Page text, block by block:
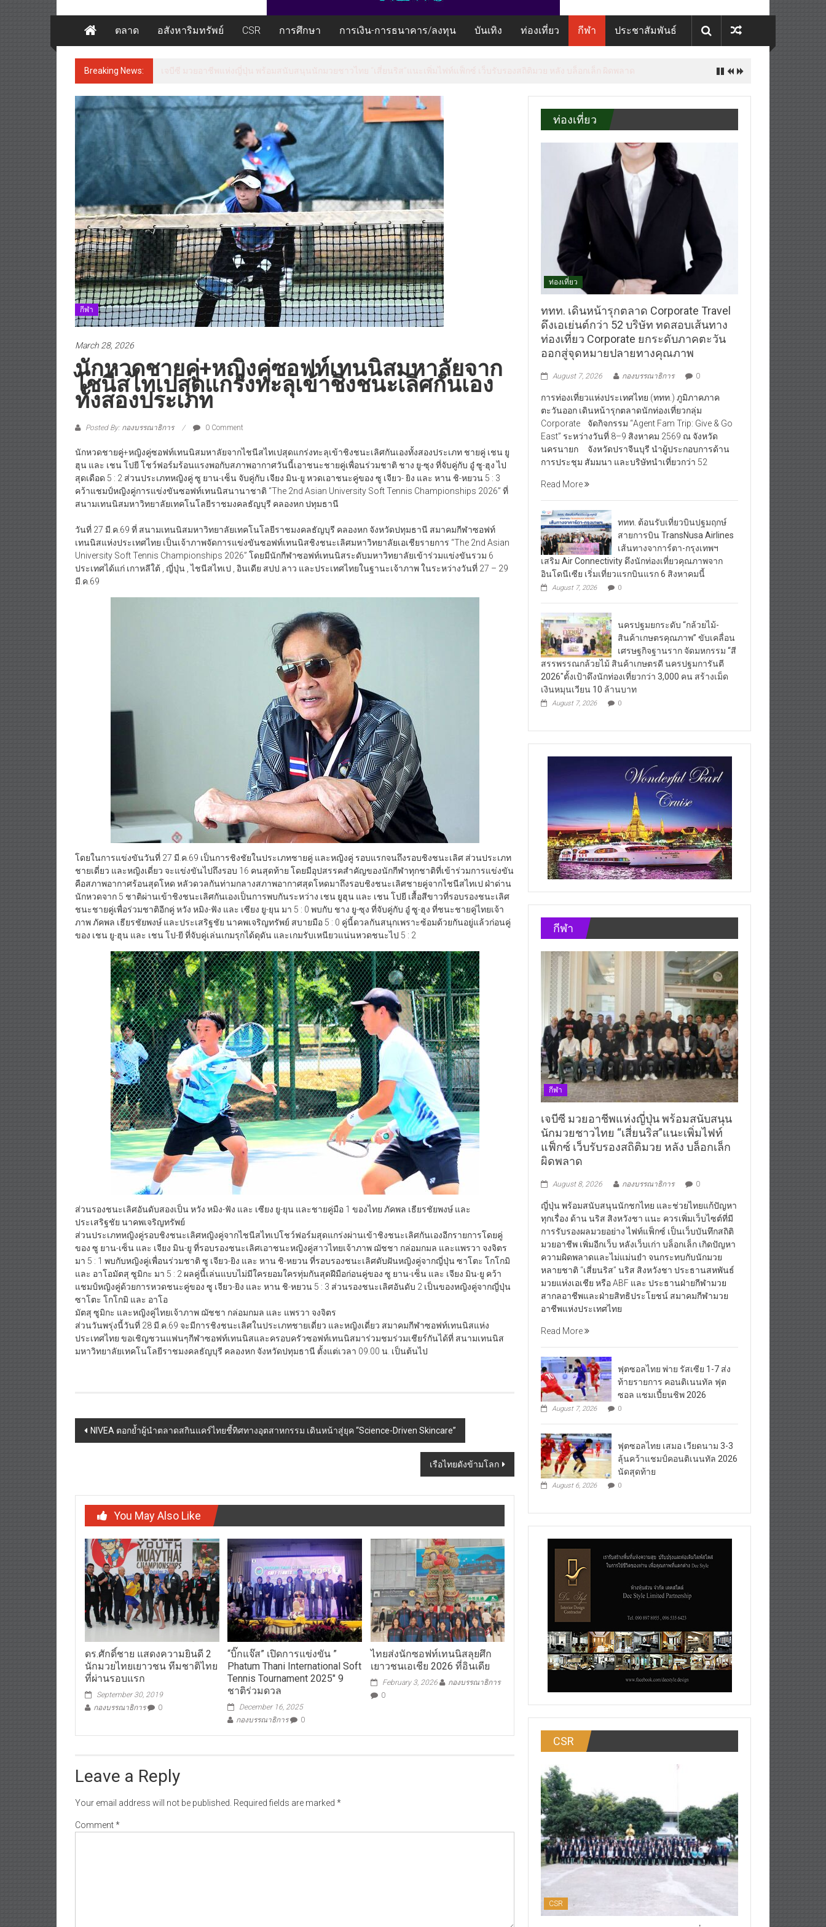
ตลาด อสังหาริมทรัพย์ CSR การศึกษา การเงิน-การธนาคาร/ลงทุน บันเทิง ท่องเที่ยว กีฬา ประชาสัมพันธ์
Breaking News: เจบีซี มวยอาชีพแห่งญี่ปุ่น พร้อมสนับสนุนนักมวยชาวไทย “เสี่ยนริส”แนะเพิ่มไฟท์แฟ็กซ์ เว็บรับรองสถิติมวย หลัง บล็อกเล็ก ผิดพลาด
กีฬา
March 28, 2026
นักหวดชายคู่+หญิงคู่ซอฟท์เทนนิสมหาลัยจาก
ไชนีสไทเปสุดแกร่งทะลุเข้าชิงชนะเลิศกันเอง
ทั้งสองประเภท
Posted By: กองบรรณาธิการ 0 Comment
นักหวดชายคู่+หญิงคู่ซอฟท์เทนนิสมหาลัยจากไชนีสไทเปสุดแกร่งทะลุเข้าชิงชนะเลิศกันเองทั้งสองประเภท ชายคู่ เชน ยู
ฮุน และ เชน โปยี โชว์ฟอร์มร้อนแรงพอกับสภาพอากาศวันนี้เอาชนะชายคู่เพื่อนร่วมชาติ ชาง ยู-ซุง ที่จับคู่กับ อู๋ ซู-ฮุง ไป
สุดเดือด 5 : 2 ส่วนประเภทหญิงคู่ ซู ยาน-เซ็น จับคู่กับ เจียง มิน-ยู หวดเอาชนะคู่ของ ซู เจียว- ยิง และ หาน ชิ-หยวน 5 : 3
คว้าแชมป์หญิงคู่การแข่งขันซอฟท์เทนนิสนานาชาติ “The 2nd Asian University Soft Tennis Championships 2026” ที่
สนามเทนนิสมหาวิทยาลัยเทคโนโลยีราชมงคลธัญบุรี คลองหก ปทุมธานี
วันที่ 27 มี.ค.69 ที่ สนามเทนนิสมหาวิทยาลัยเทคโนโลยีราชมงคลธัญบุรี คลองหก จังหวัดปทุมธานี สมาคมกีฬาซอฟท์
เทนนิสแห่งประเทศไทย เป็นเจ้าภาพจัดการแข่งขันซอฟท์เทนนิสชิงชนะเลิศมหาวิทยาลัยเอเชียรายการ “The 2nd Asian
University Soft Tennis Championships 2026” โดยมีนักกีฬาซอฟท์เทนนิสระดับมหาวิทยาลัยเข้าร่วมแข่งขันรวม 6
ประเทศได้แก่ เกาหลีใต้ , ญี่ปุ่น , ไชนีสไทเป , อินเดีย สปป.ลาว และประเทศไทยในฐานะเจ้าภาพ ในระหว่างวันที่ 27 – 29
มี.ค.69
โดยในการแข่งขันวันที่ 27 มี.ค.69 เป็นการชิงชัยในประเภทชายคู่ และหญิงคู่ รอบแรกจนถึงรอบชิงชนะเลิศ ส่วนประเภท
ชายเดี่ยว และหญิงเดี่ยว จะแข่งขันไปถึงรอบ 16 คนสุดท้าย โดยมีอุปสรรคสำคัญของนักกีฬาทุกชาติที่เข้าร่วมการแข่งขัน
คือสภาพอากาศร้อนสุดโหด หลัวดวลกันท่ามกลางสภาพอากาศสุดโหดมาถึงรอบชิงชนะเลิศชายคู่จากไชนีสไทเป ฝ่าด่าน
นักหวดจาก 5 ชาติผ่านเข้าชิงชนะเลิศกันเองเป็นการพบกันระหว่าง เชน ยูฮุน และ เชน โปยี เสื้อสีขาวที่รอบรองชนะเลิศ
ชนะชายคู่เพื่อร่วมชาติอีกคู่ หวัง หมิง-ฟัง และ เซียง ยู-ยุน มา 5 : 0 พบกับ ชาง ยู-ซุง ที่จับคู่กับ อู๋ ซู-ฮุง ที่ชนะชายคู่ไทยเจ้า
ภาพ ภัคพล เธียรชัยพงษ์ และประเสริฐชัย นาคพเจริญทรัพย์ สบายมือ 5 : 0 คู่นี้ดวลกันสนุกเพราะซ้อมด้วยกันอยู่แล้วก่อนคู่
ของ เชน ยู-ฮุน และ เชน โป-ยี ที่จับคู่เล่นเกมรุกได้ดุดัน และเกมรับเหนียวแน่นหวดชนะไป 5 : 2
ส่วนรองชนะเลิศอันดับสองเป็น หวัง หมิง-ฟัง และ เซียง ยู-ยุน และชายคู่มือ 1 ของไทย ภัคพล เธียรชัยพงษ์ และ
ประเสริฐชัย นาคพเจริญทรัพย์
ส่วนประเภทหญิงคู่รอบชิงชนะเลิศหญิงคู่จากไชนีสไทเปโชว์ฟอร์มสุดแกร่งผ่านเข้าชิงชนะเลิศกันเองอีกรายการโดยคู่
ของ ซู ยาน-เซ็น และ เจียง มิน-ยู ที่รอบรองชนะเลิศเอาชนะหญิงคู่สาวไทยเจ้าภาพ ฌัชชา กล่อมกมล และแพรวา จงจิตร
มา 5 : 1 พบกับหญิงคู่เพื่อนร่วมชาติ ซู เจียว-ยิง และ หาน ชิ-หยวน ที่รอบรองชนะเลิศดับฝันหญิงคู่จากญี่ปุ่น ซาโตะ โกโกมิ
และ อาโอมัตสุ ซูมิกะ มา 5 : 2 ผลคู่นี้เล่นแบบไม่มีใครยอมใครทุ่มกันสุดฝีมือก่อนคู่ของ ซู ยาน-เซ็น และ เจียง มิน-ยู คว้า
แชมป์หญิงคู่ด้วยการหวดชนะคู่ของ ซู เจียว-ยิง และ หาน ชิ-หยวน 5 : 3 ส่วนรองชนะเลิศอันดับ 2 เป็นของหญิงคู่จากญี่ปุ่น
ซาโตะ โกโกมิ และ อาโอ
มัตสุ ซูมิกะ และหญิงคู่ไทยเจ้าภาพ ฌัชชา กล่อมกมล และ แพรวา จงจิตร
ส่วนวันพรุ่งนี้วันที่ 28 มี.ค.69 จะมีการชิงชนะเลิศในประเภทชายเดี่ยว และหญิงเดี่ยว สมาคมกีฬาซอฟท์เทนนิสแห่ง
ประเทศไทย ขอเชิญชวนแฟนๆกีฬาซอฟท์เทนนิสและครอบครัวซอฟท์เทนนิสมาร่วมชมร่วมเชียร์กันได้ที่ สนามเทนนิส
มหาวิทยาลัยเทคโนโลยีราชมงคลธัญบุรี คลองหก จังหวัดปทุมธานี ตั้งแต่เวลา 09.00 น. เป็นต้นไป
Post
NIVEA ตอกย้ำผู้นำตลาดสกินแคร์ไทยชี้ทิศทางอุตสาหกรรม เดินหน้าสู่ยุค “Science-Driven Skincare”
เรือไทยดังข้ามโลก
You May Also Like
ดร.ศักดิ์ชาย แสดงความยินดี 2
นักมวยไทยเยาวชน ทีมชาติไทย
ที่ผ่านรอบแรก
September 30, 2019
กองบรรณาธิการ
0
“บิ๊กแจ๊ส” เปิดการแข่งขัน ”
Phatum Thani International Soft
Tennis Tournament 2025″ 9
ชาติร่วมดวล
December 16, 2025
กองบรรณาธิการ
0
ไทยส่งนักซอฟท์เทนนิสลุยศึก
เยาวชนเอเชีย 2026 ที่อินเดีย
February 3, 2026
กองบรรณาธิการ
0
Leave a Reply
Your email address will not be published. Required fields are marked *
Comment*
ท่องเที่ยว
ท่องเที่ยว
ททท. เดินหน้ารุกตลาด Corporate Travel
ดึงเอเย่นต์กว่า 52 บริษัท ทดสอบเส้นทาง
ท่องเที่ยว Corporate ยกระดับภาคตะวัน
ออกสู่จุดหมายปลายทางคุณภาพ
August 7, 2026 กองบรรณาธิการ 0
การท่องเที่ยวแห่งประเทศไทย (ททท.) ภูมิภาคภาค
ตะวันออก เดินหน้ารุกตลาดนักท่องเที่ยวกลุ่ม
Corporate จัดกิจกรรม “Agent Fam Trip: Give & Go
East” ระหว่างวันที่ 8–9 สิงหาคม 2569 ณ จังหวัด
นครนายก จังหวัดปราจีนบุรี นำผู้ประกอบการด้าน
การประชุม สัมมนา และบริษัทนำเที่ยวกว่า 52
Read More
ททท. ต้อนรับเที่ยวบินปฐมฤกษ์
สายการบิน TransNusa Airlines
เส้นทางจาการ์ตา-กรุงเทพฯ
เสริม Air Connectivity ดึงนักท่องเที่ยวคุณภาพจาก
อินโดนีเซีย เริ่มเที่ยวแรกบินแรก 6 สิงหาคมนี้
August 7, 2026 0
นครปฐมยกระดับ “กล้วยไม้-
สินค้าเกษตรคุณภาพ” ขับเคลื่อน
เศรษฐกิจฐานราก จัดมหกรรม “สี
สรรพรรณกล้วยไม้ สินค้าเกษตรดี นครปฐมการันตี
2026″ตั้งเป้าดึงนักท่องเที่ยวกว่า 3,000 คน สร้างเม็ด
เงินหมุนเวียน 10 ล้านบาท
August 7, 2026 0
กีฬา
กีฬา
เจบีซี มวยอาชีพแห่งญี่ปุ่น พร้อมสนับสนุน
นักมวยชาวไทย “เสี่ยนริส”แนะเพิ่มไฟท์
แฟ็กซ์ เว็บรับรองสถิติมวย หลัง บล็อกเล็ก
ผิดพลาด
August 8, 2026 กองบรรณาธิการ 0
ญี่ปุ่น พร้อมสนับสนุนนักชกไทย และช่วยไทยแก้ปัญหา
ทุกเรื่อง ด้าน นริส สิงหวังชา แนะ ควรเพิ่มเว็บไซต์ที่มี
การรับรองผลมวยอย่าง ไฟท์แฟ็กซ์ เป็นเว็บบันทึกสถิติ
มวยอาชีพ เพิ่มอีกเว็บ หลังเว็บเก่า บล็อกเล็ก เกิดปัญหา
ความผิดพลาดและไม่แม่นยำ จนกระทบกับนักมวย
หลายชาติ “เสี่ยนริส” นริส สิงหวังชา ประธานสหพันธ์
มวยแห่งเอเชีย หรือ ABF และ ประธานฝ่ายกีฬามวย
สากลอาชีพและฝ่ายสิทธิประโยชน์ สมาคมกีฬามวย
อาชีพแห่งประเทศไทย
Read More
ฟุตซอลไทย พ่าย รัสเซีย 1-7 ส่ง
ท้ายรายการ คอนติเนนทัล ฟุต
ซอล แชมเปี้ยนชิพ 2026
August 7, 2026 0
ฟุตซอลไทย เสมอ เวียดนาม 3-3
ลุ้นคว้าแชมป์คอนติเนนทัล 2026
นัดสุดท้าย
August 6, 2026 0
CSR
CSR